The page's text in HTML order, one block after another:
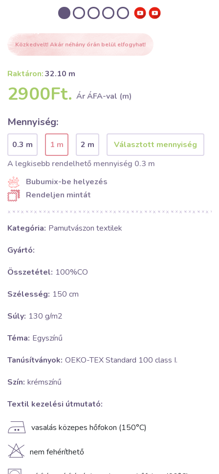
Közkedvelt! Akár néhány órán belül elfogyhat!
Raktáron:32.10 m
2900Ft. Ár ÁFA-val (m)
Mennyiség:
0.3 m 1 m
2 m
A legkisebb rendelhető mennyiség 0.3 m
Bubumix-be helyezés
Rendeljen mintát
Kategória: Pamutvászon textilek
Gyártó:
Összetétel: 100%CO
Szélesség: 150 cm
Súly: 130 g/m2
Téma: Egyszínű
Tanúsítványok: OEKO-TEX Standard 100 class I.
Szín: krémszínű
Textil kezelési útmutató:
E vasalás közepes hőfokon (150°C)
H nem fehéríthető